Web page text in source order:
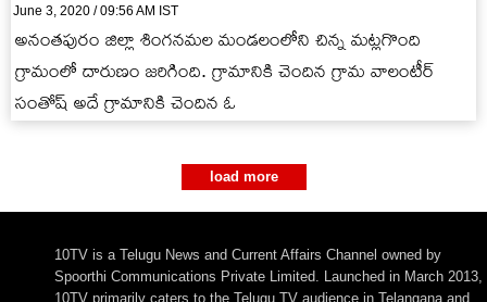
June 3, 2020 / 09:56 AM IST
అనంతపురం జిల్లా శింగనమల మండలంలోని చిన్న మట్లగొంది
గ్రామంలో దారుణం జరిగింది. గ్రామానికి చెందిన గ్రామ వాలంటీర్‌
సంతోష్‌ అదే గ్రామానికి చెందిన ఓ
load more
10TV is a Telugu News and Current Affairs Channel owned by
Spoorthi Communications Private Limited. Launched in March 2013,
10TV primarily caters to the Telugu TV audience in Telangana and